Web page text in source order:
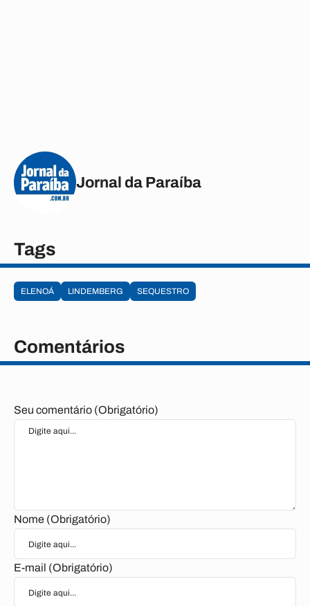
Jornal da Paraíba
Tags
ELENOÁ LINDEMBERG SEQUESTRO
Comentários
Seu comentário (Obrigatório)
Nome (Obrigatório)
E-mail (Obrigatório)